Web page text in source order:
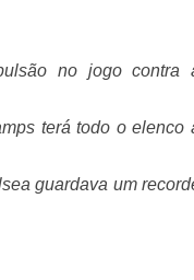
no jogo contra
terá todo o elenco
guardava um